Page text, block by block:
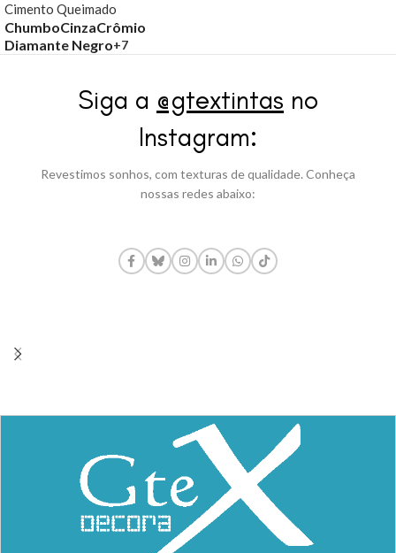
Cimento Queimado
ChumboCinzaCrômio
Diamante Negro+7
Siga a @gtextintas no
Instagram:
Revestimos sonhos, com texturas de qualidade. Conheça
nossas redes abaixo: